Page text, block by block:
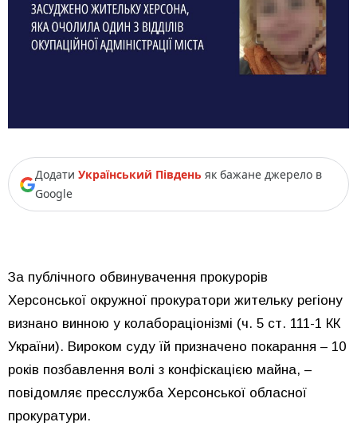
Додати Український Південь як бажане джерело в
Google
За публічного обвинувачення прокурорів
Херсонської окружної прокуратори жительку регіону
визнано винною у колабораціонізмі (ч. 5 ст. 111-1 КК
України). Вироком суду їй призначено покарання – 10
років позбавлення волі з конфіскацією майна, –
повідомляє пресслужба Херсонської обласної
прокуратури.